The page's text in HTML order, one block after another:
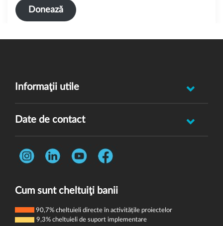
Donează
Informaţii utile
Întrebări frecvente
Politica de cookie-uri
Date de contact
Str. Rotasului, Nr. 7, Sector 1, Bucuresti, 012167
Telefon:
0731 444 013
Cum sunt cheltuiţi banii
90,7% cheltuieli directe în activitățile proiectelor
9,3% cheltuieli de suport implementare